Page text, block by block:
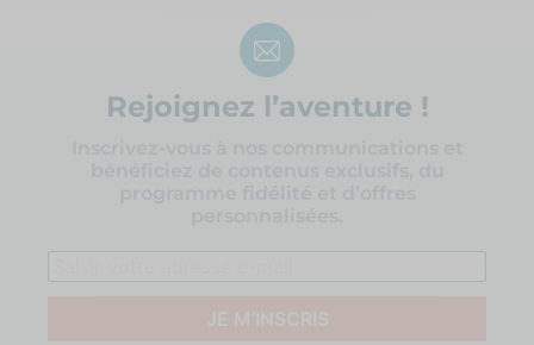
Rejoignez l’aventure !